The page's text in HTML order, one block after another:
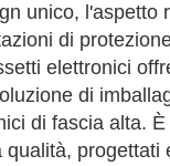
unico, l'aspetto
di
elettronici
di
di fascia alta.
qualità, progettati